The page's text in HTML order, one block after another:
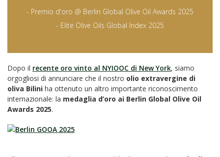
- Premio d'oro @ Berlin Global Olive Oil Awards 2025
- Elite Olive Oils Global Index 2025
Dopo il recente oro vinto al NYIOOC di New York, siamo
orgogliosi di annunciare che il nostro olio extravergine di
oliva Bilini ha ottenuto un altro importante riconoscimento
internazionale: la medaglia d’oro ai Berlin Global Olive Oil
Awards 2025.